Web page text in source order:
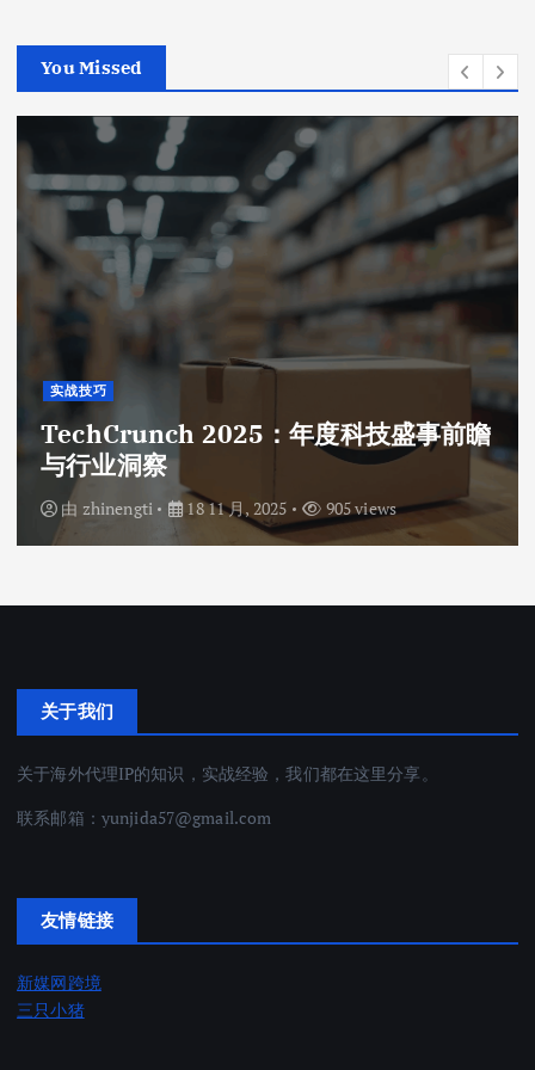
You Missed
实战技巧
TechCrunch 2025：年度科技盛事前瞻
与行业洞察
由 zhinengti 18 11 月, 2025 905 views
关于我们
关于海外代理IP的知识，实战经验，我们都在这里分享。
联系邮箱： yunjida57@gmail.com
友情链接
新媒网跨境
三只小猪